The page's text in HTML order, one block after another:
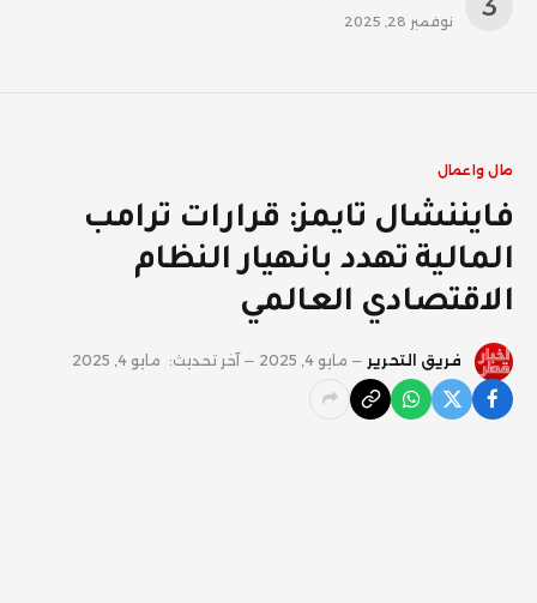
نوفمبر 28, 2025
مال واعمال
فايننشال تايمز: قرارات ترامب
المالية تهدد بانهيار النظام
الاقتصادي العالمي
فريق التحرير مايو 4, 2025 آخر تحديث: مايو 4, 2025